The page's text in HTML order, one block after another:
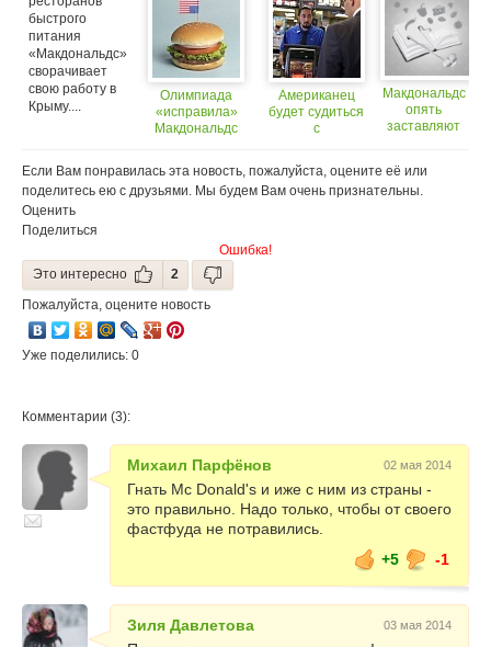
быстрого
питания
«Макдональдс»
сворачивает
свою работу в
Крыму....
Олимпиада
«исправила»
Макдональдс
Американец
будет судиться
с
из-за салфетки
Макдональдс
опять
заставляют
Если Вам понравилась эта новость, пожалуйста, оцените её или
поделитесь ею с друзьями. Мы будем Вам очень признательны.
Оценить
Поделиться
Ошибка!
Это интересно
2
Пожалуйста, оцените новость
Уже поделились: 0
Комментарии (3):
Михаил Парфёнов 02 мая 2014
Гнать Mc Donald's и иже с ним из страны -
это правильно. Надо только, чтобы от своего
фастфуда не потравились.
+5
-1
Зиля Давлетова 03 мая 2014